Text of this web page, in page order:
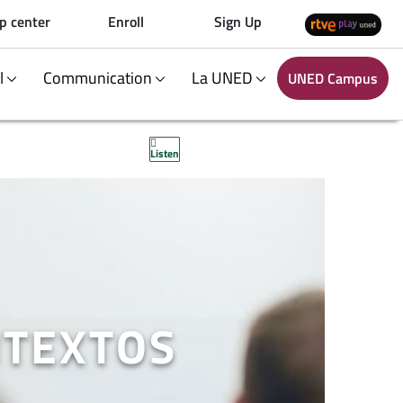
center Enroll Sign Up
Communication La UNED UNED Campus
Listen